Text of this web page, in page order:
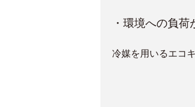
・環境への負荷
冷媒を用いるエコ